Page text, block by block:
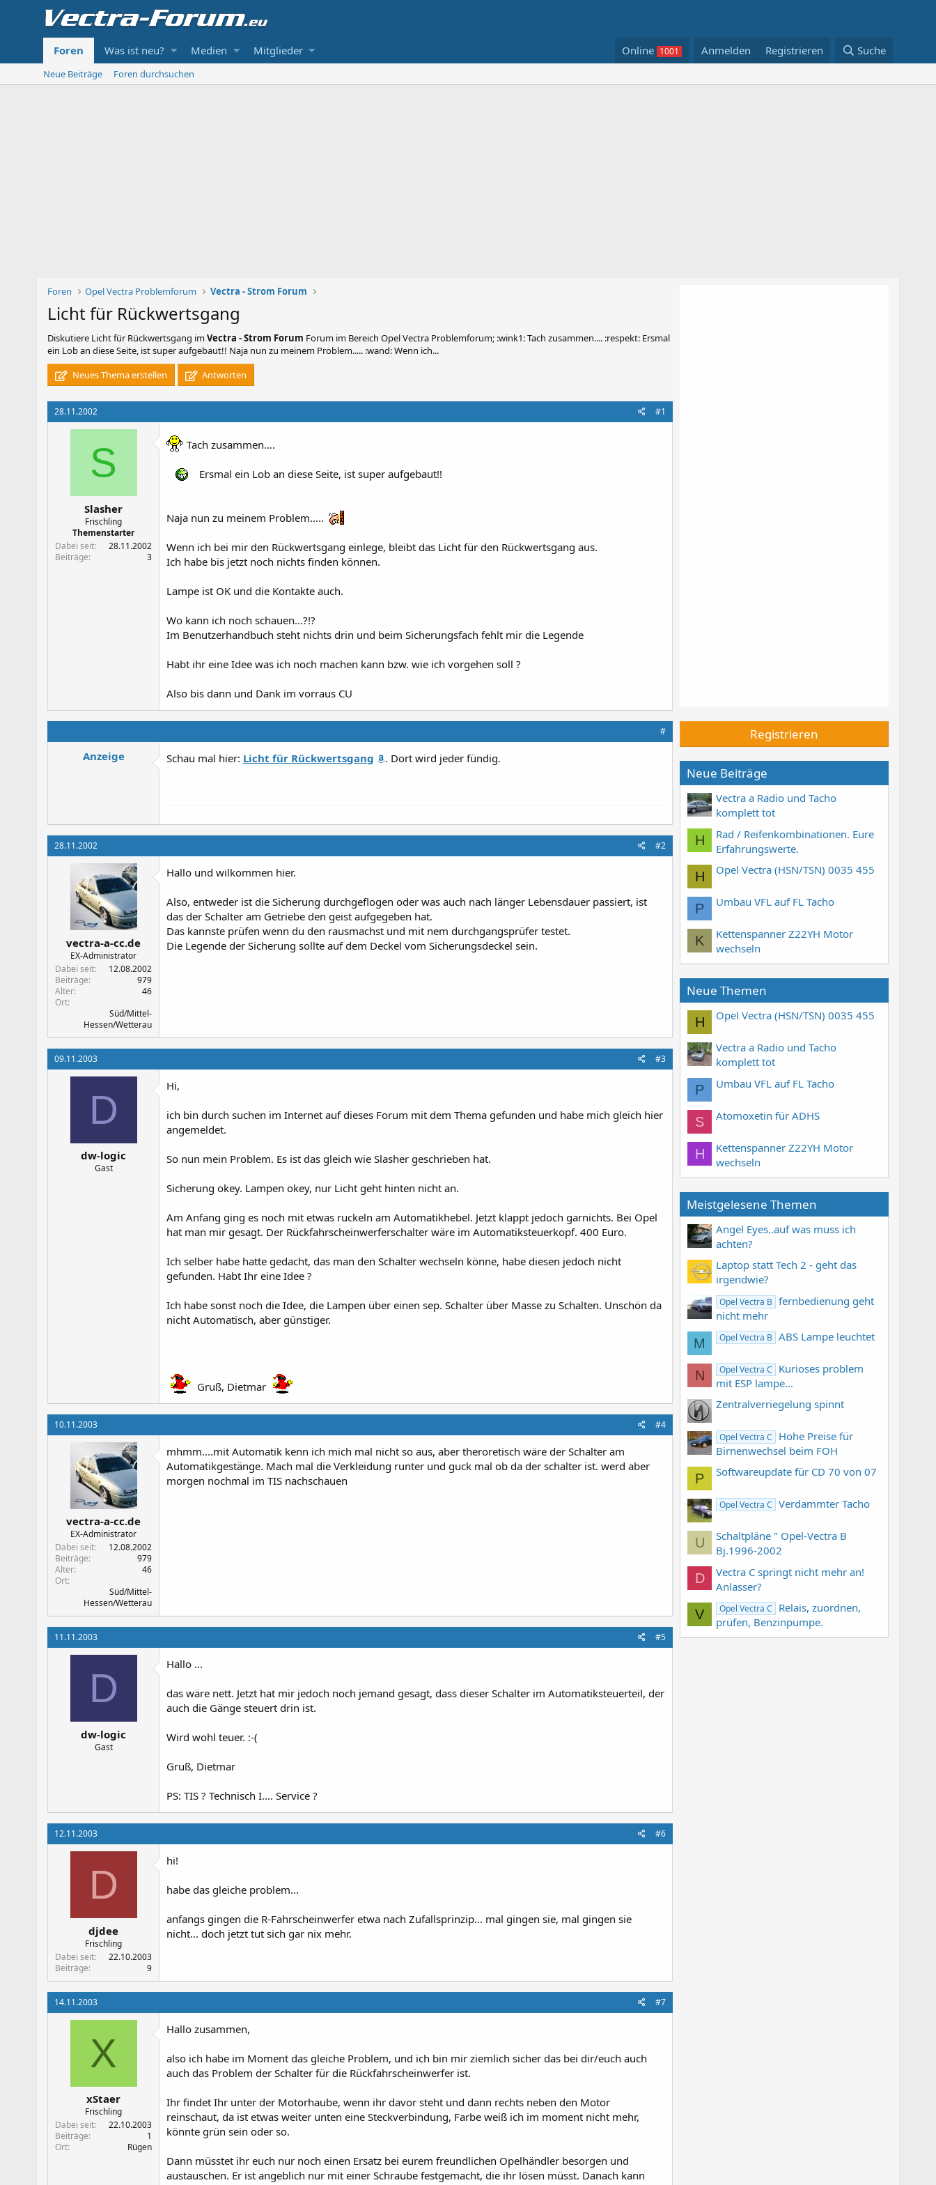
Foren Was ist neu? Medien Mitglieder Online Anmelden Registrieren Suche
Neue Beiträge Foren durchsuchen
Foren Opel Vectra Problemforum Vectra - Strom Forum
Licht für Rückwertsgang
Diskutiere Licht für Rückwertsgang imVectra - Strom Forum Forum im Bereich Opel Vectra Problemforum; :wink1: Tach zusammen.... :respekt: Ersmal
ein Lob an diese Seite, ist super aufgebaut!! Naja nun zu meinem Problem..... :wand: Wenn ich...
Neues Thema erstellen
Antworten
28.11.2002 #1
S
Slasher
Frischling
Themenstarter
Dabei seit
28.11.2002
Beiträge
3
Tach zusammen....
Ersmal ein Lob an diese Seite, ist super aufgebaut!!
Naja nun zu meinem Problem.....
Wenn ich bei mir den Rückwertsgang einlege, bleibt das Licht für den Rückwertsgang aus.
Ich habe bis jetzt noch nichts finden können.
Lampe ist OK und die Kontakte auch.
Wo kann ich noch schauen...?!?
Im Benutzerhandbuch steht nichts drin und beim Sicherungsfach fehlt mir die Legende
Habt ihr eine Idee was ich noch machen kann bzw. wie ich vorgehen soll ?
Also bis dann und Dank im vorraus CU
#
Anzeige Schau mal hier: Licht für Rückwertsgang . Dort wird jeder fündig.
28.11.2002 #2
vectra-a-cc.de
EX-Administrator
Dabei seit
12.08.2002
Beiträge
979
Alter
46
Ort
Süd/Mittel-
Hessen/Wetterau
Hallo und wilkommen hier.
Also, entweder ist die Sicherung durchgeflogen oder was auch nach länger Lebensdauer passiert, ist
das der Schalter am Getriebe den geist aufgegeben hat.
Das kannste prüfen wenn du den rausmachst und mit nem durchgangsprüfer testet.
Die Legende der Sicherung sollte auf dem Deckel vom Sicherungsdeckel sein.
09.11.2003 #3
D
dw-logic
Gast
Hi,
ich bin durch suchen im Internet auf dieses Forum mit dem Thema gefunden und habe mich gleich hier
angemeldet.
So nun mein Problem. Es ist das gleich wie Slasher geschrieben hat.
Sicherung okey. Lampen okey, nur Licht geht hinten nicht an.
Am Anfang ging es noch mit etwas ruckeln am Automatikhebel. Jetzt klappt jedoch garnichts. Bei Opel
hat man mir gesagt. Der Rückfahrscheinwerferschalter wäre im Automatiksteuerkopf. 400 Euro.
Ich selber habe hatte gedacht, das man den Schalter wechseln könne, habe diesen jedoch nicht
gefunden. Habt Ihr eine Idee ?
Ich habe sonst noch die Idee, die Lampen über einen sep. Schalter über Masse zu Schalten. Unschön da
nicht Automatisch, aber günstiger.
Gruß, Dietmar
10.11.2003 #4
vectra-a-cc.de
EX-Administrator
Dabei seit
12.08.2002
Beiträge
979
Alter
46
Ort
Süd/Mittel-
Hessen/Wetterau
mhmm....mit Automatik kenn ich mich mal nicht so aus, aber theroretisch wäre der Schalter am
Automatikgestänge. Mach mal die Verkleidung runter und guck mal ob da der schalter ist. werd aber
morgen nochmal im TIS nachschauen
11.11.2003 #5
D
dw-logic
Gast
Hallo ...
das wäre nett. Jetzt hat mir jedoch noch jemand gesagt, dass dieser Schalter im Automatiksteuerteil, der
auch die Gänge steuert drin ist.
Wird wohl teuer. :-(
Gruß, Dietmar
PS: TIS ? Technisch I.... Service ?
12.11.2003 #6
D
djdee
Frischling
Dabei seit
22.10.2003
Beiträge
9
hi!
habe das gleiche problem...
anfangs gingen die R-Fahrscheinwerfer etwa nach Zufallsprinzip... mal gingen sie, mal gingen sie
nicht... doch jetzt tut sich gar nix mehr.
14.11.2003 #7
X
xStaer
Frischling
Dabei seit
22.10.2003
Beiträge
1
Ort
Rügen
Hallo zusammen,
also ich habe im Moment das gleiche Problem, und ich bin mir ziemlich sicher das bei dir/euch auch
auch das Problem der Schalter für die Rückfahrscheinwerfer ist.
Ihr findet Ihr unter der Motorhaube, wenn ihr davor steht und dann rechts neben den Motor
reinschaut, da ist etwas weiter unten eine Steckverbindung, Farbe weiß ich im moment nicht mehr,
könnte grün sein oder so.
Dann müsstet ihr euch nur noch einen Ersatz bei eurem freundlichen Opelhändler besorgen und
austauschen. Er ist angeblich nur mit einer Schraube festgemacht, die ihr lösen müsst. Danach kann
Registrieren
Neue Beiträge
Vectra a Radio und Tacho
komplett tot
H
Rad / Reifenkombinationen. Eure
Erfahrungswerte.
H Opel Vectra (HSN/TSN) 0035 455
P Umbau VFL auf FL Tacho
K
Kettenspanner Z22YH Motor
wechseln
Neue Themen
H Opel Vectra (HSN/TSN) 0035 455
Vectra a Radio und Tacho
komplett tot
P Umbau VFL auf FL Tacho
S Atomoxetin für ADHS
H
Kettenspanner Z22YH Motor
wechseln
Meistgelesene Themen
Angel Eyes..auf was muss ich
achten?
Laptop statt Tech 2 - geht das
irgendwie?
Opel Vectra B fernbedienung geht
nicht mehr
M Opel Vectra B ABS Lampe leuchtet
N Opel Vectra C
Kurioses problem
mit ESP lampe...
Zentralverriegelung spinnt
Opel Vectra C
Hohe Preise für
Birnenwechsel beim FOH
P Softwareupdate für CD 70 von 07
Opel Vectra C Verdammter Tacho
U
Schaltpläne " Opel-Vectra B
Bj.1996-2002
D
Vectra C springt nicht mehr an!
Anlasser?
V Opel Vectra C
Relais, zuordnen,
prüfen, Benzinpumpe.